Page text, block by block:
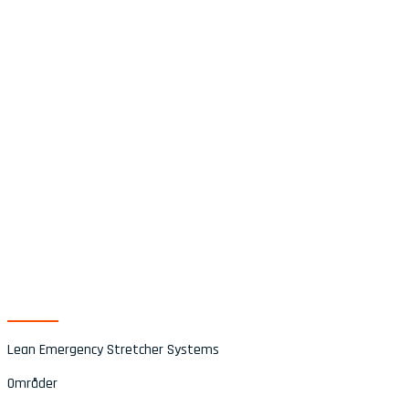
Lean Emergency Stretcher Systems
Områder